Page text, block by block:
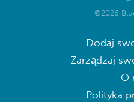
©2026
Dodaj
Zarządzaj
O
Polityka